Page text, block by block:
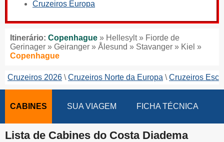
Cruzeiros Europa
Itinerário: Copenhague » Hellesylt » Fiorde de
Gerinager » Geiranger » Ålesund » Stavanger » Kiel »
Copenhague
Cruzeiros 2026 Cruzeiros Norte da Europa Cruzeiros
CABINES SUA VIAGEM FICHA TÉCNICA
Lista de Cabines do Costa Diadema